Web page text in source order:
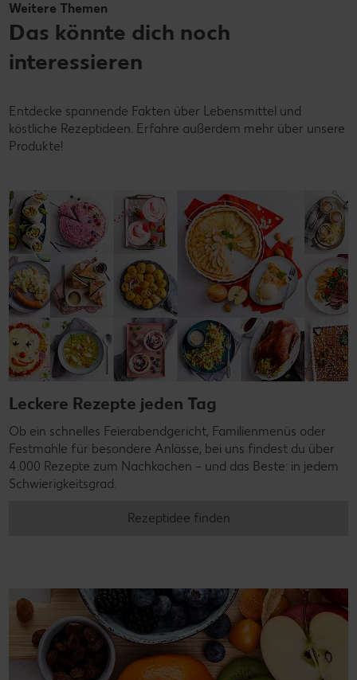
Weitere Themen
Das könnte dich noch
interessieren
Entdecke spannende Fakten über Lebensmittel und
köstliche Rezeptideen. Erfahre außerdem mehr über unsere
Produkte!
Leckere Rezepte jeden Tag
Ob ein schnelles Feierabendgericht, Familienmenüs oder
Festmahle für besondere Anlässe, bei uns findest du über
4.000 Rezepte zum Nachkochen – und das Beste: in jedem
Schwierigkeitsgrad.
Rezeptidee finden